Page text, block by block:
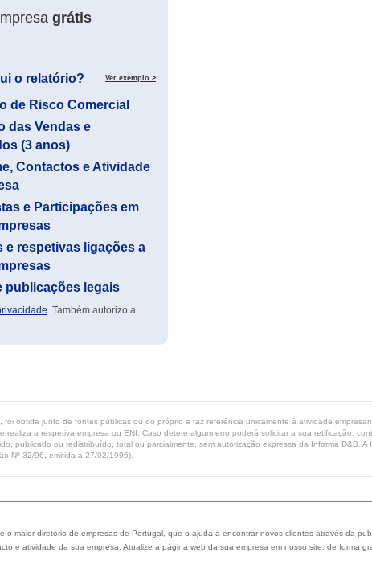
grátis
o relatório? Ver exemplo >
de Risco Comercial
das Vendas e
(3 anos)
Contactos e Atividade
e Participações em
e respetivas ligações a
publicações legais
. Também autorizo a
obtida junto de fontes públicas ou do próprio e faz referência unicamente à atividade
a respetiva empresa ou ENI. Caso detete algum erro poderá solicitar a sua retificação,
publicado ou redistribuído, total ou parcialmente, sem autorização expressa da Informa D&B. A
Nº 32/96, emitida a 27/02/1996).
o maior diretório de empresas de Portugal, que o ajuda a encontrar novos clientes através da
e atividade da sua empresa. Atualize a página web da sua empresa em nosso site, de forma